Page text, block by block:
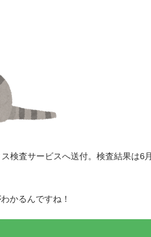
検査サービスへ送付。検査結果は6月
かるんですね！